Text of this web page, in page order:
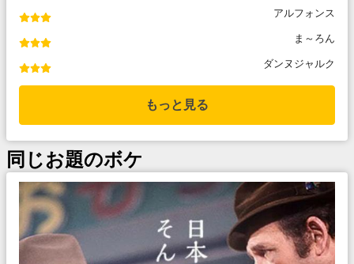
アルフォンス
ま～ろん
ダンヌジャルク
もっと見る
同じお題のボケ